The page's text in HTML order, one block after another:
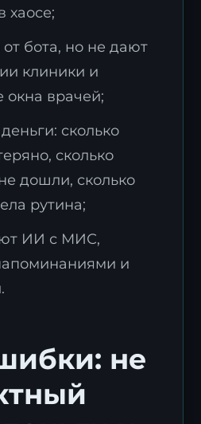
хаосе;
бота, но не дают
клиники и
окна врачей;
сколько
сколько
дошли, сколько
рутина;
ИИ с МИС,
и
не